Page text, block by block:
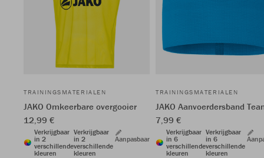
TRAININGSMATERIALEN
JAKO Omkeerbare overgooier
12,99 €
Verkrijgbaar
in 2
verschillende
kleuren
Verkrijgbaar
in 2
verschillende
kleuren
Aanpasbaar
TRAININGSMATERIALEN
JAKO Aanvoerdersband
7,99 €
Verkrijgbaar
in 6
verschillende
kleuren
Verkrijgbaar
in 6
verschillende
kleuren